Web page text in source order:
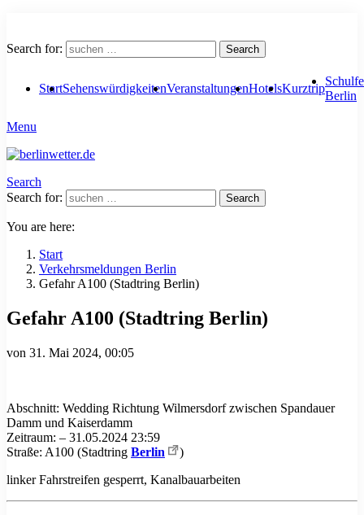
Search for: Search
StartSehenswürdigkeitenVeranstaltungenHotelsKurztrip
Berlin
Menu
Search
Search for:
Search
You are here:
Start
Verkehrsmeldungen Berlin
Gefahr A100 (Stadtring Berlin)
Gefahr A100 (Stadtring Berlin)
von 31. Mai 2024, 00:05
Abschnitt: Wedding Richtung Wilmersdorf zwischen Spandauer
Damm und Kaiserdamm
Zeitraum: – 31.05.2024 23:59
Straße: A100 (Stadtring Berlin
)
linker Fahrstreifen gesperrt, Kanalbauarbeiten